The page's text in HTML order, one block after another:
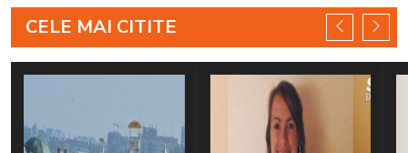
CELE MAI CITITE